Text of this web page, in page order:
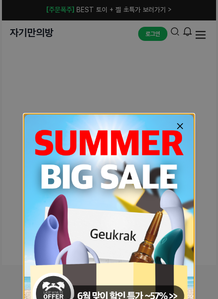
[주문폭주] BEST 토이 + 젤 초특가 보러가기 >
자기만의방 로그인
예상치 못한 에러입니다.